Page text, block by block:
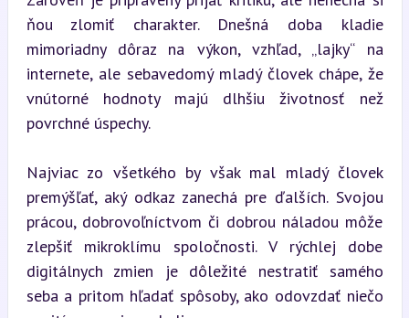
ňou zlomiť charakter. Dnešná doba kladie
mimoriadny dôraz na výkon, vzhľad, „lajky“ na
internete, ale sebavedomý mladý človek chápe, že
vnútorné hodnoty majú dlhšiu životnosť než
povrchné úspechy.
Najviac zo všetkého by však mal mladý človek
premýšľať, aký odkaz zanechá pre ďalších. Svojou
prácou, dobrovoľníctvom či dobrou náladou môže
zlepšiť mikroklímu spoločnosti. V rýchlej dobe
digitálnych zmien je dôležité nestratiť samého
seba a pritom hľadať spôsoby, ako odovzdať niečo